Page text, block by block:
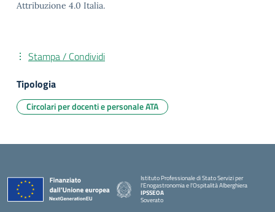
Attribuzione 4.0 Italia.
Stampa / Condividi
Tipologia
Circolari per docenti e personale ATA
Istituto Professionale di Stato Servizi per
l'Enogastronomia e l'Ospitalità Alberghiera
IPSSEOA
Soverato